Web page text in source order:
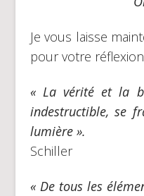
Je vous laisse
pour votre
« La vérité et la
indestructible, se
lumière ».
Schiller
« De tous les